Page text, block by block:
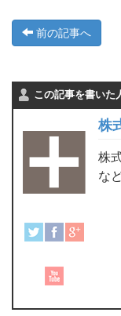
前の記事へ
この記事を書いた
株
株
な